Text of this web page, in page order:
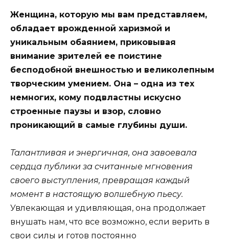
Женщина, которую мы вам представляем,
обладает врожденной харизмой и
уникальным обаянием, приковывая
внимание зрителей ее поистине
бесподобной внешностью и великолепным
творческим умением. Она – одна из тех
немногих, кому подвластны искусно
строенные паузы и взор, словно
проникающий в самые глубины души.
Талантливая и энергичная, она завоевала
сердца публики за считанные мгновения
своего выступления, превращая каждый
момент в настоящую волшебную пьесу.
Увлекающая и удивляющая, она продолжает
внушать нам, что все возможно, если верить в
свои силы и готов постоянно